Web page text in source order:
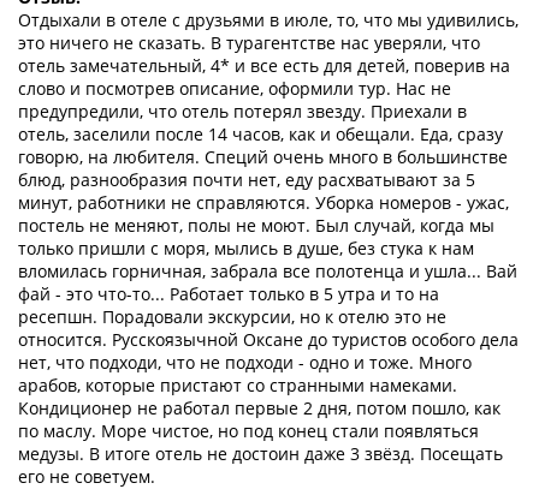
Отдыхали в отеле с друзьями в июле, то, что мы удивились,
это ничего не сказать. В турагентстве нас уверяли, что
отель замечательный, 4* и все есть для детей, поверив на
слово и посмотрев описание, оформили тур. Нас не
предупредили, что отель потерял звезду. Приехали в
отель, заселили после 14 часов, как и обещали. Еда, сразу
говорю, на любителя. Специй очень много в большинстве
блюд, разнообразия почти нет, еду расхватывают за 5
минут, работники не справляются. Уборка номеров - ужас,
постель не меняют, полы не моют. Был случай, когда мы
только пришли с моря, мылись в душе, без стука к нам
вломилась горничная, забрала все полотенца и ушла... Вай
фай - это что-то... Работает только в 5 утра и то на
ресепшн. Порадовали экскурсии, но к отелю это не
относится. Русскоязычной Оксане до туристов особого дела
нет, что подходи, что не подходи - одно и тоже. Много
арабов, которые пристают со странными намеками.
Кондиционер не работал первые 2 дня, потом пошло, как
по маслу. Море чистое, но под конец стали появляться
медузы. В итоге отель не достоин даже 3 звёзд. Посещать
его не советуем.